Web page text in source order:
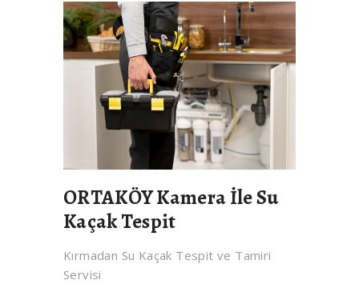
ORTAKÖY Kamera İle Su
Kaçak Tespit
Kırmadan Su Kaçak Tespit ve Tamiri
Servisi